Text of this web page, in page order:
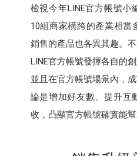
檢視今年LINE官方帳號小
10組商家橫跨的產業相當
銷售的產品也各異其趣。
LINE官方帳號發揮各自的
並且在官方帳號場景內，
論是增加好友數、提升互
收，凸顯官方帳號確實能